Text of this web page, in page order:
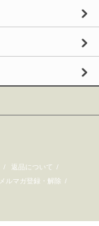
/ 返品について /
メルマガ登録・解除 /